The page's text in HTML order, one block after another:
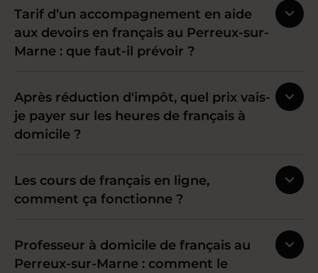
Tarif d’un accompagnement en aide
aux devoirs en français au Perreux-sur-
Marne : que faut-il prévoir ?
Après réduction d'impôt, quel prix vais-
je payer sur les heures de français à
domicile ?
Les cours de français en ligne,
comment ça fonctionne ?
Professeur à domicile de français au
Perreux-sur-Marne : comment le